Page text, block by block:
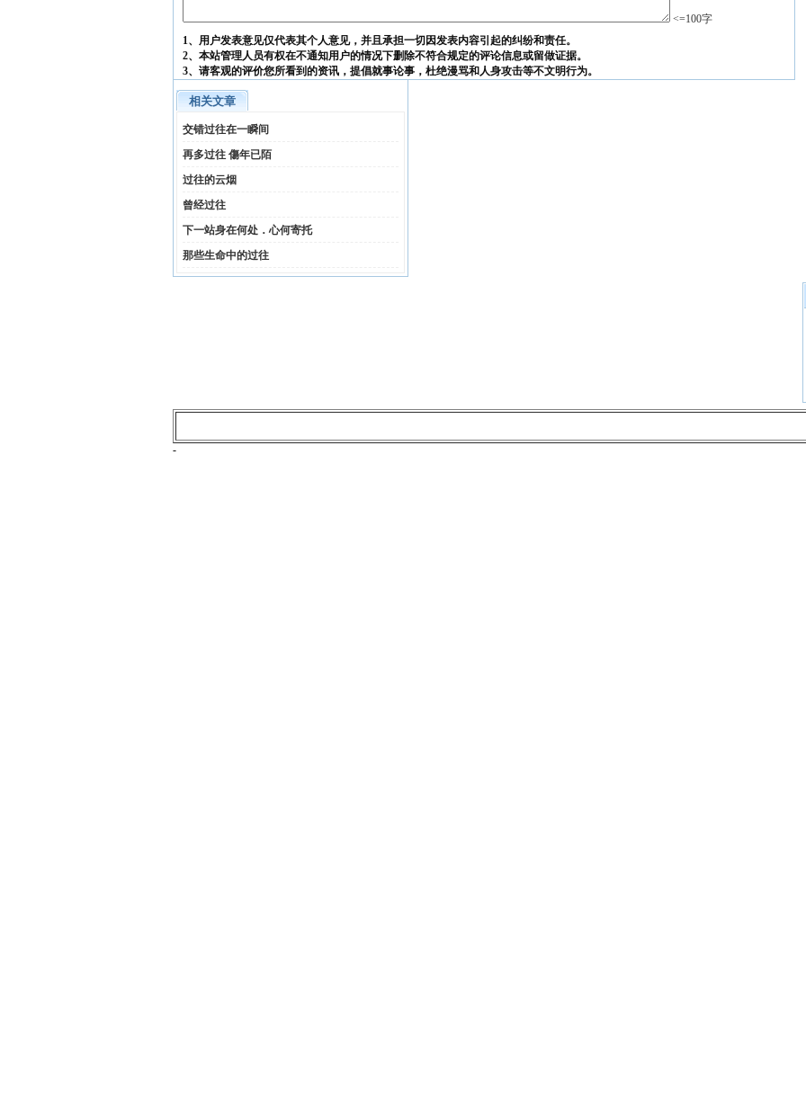
<=100字
1、用户发表意见仅代表其个人意见，并且承担一切因发表内容引起的纠纷和责任。
2、本站管理人员有权在不通知用户的情况下删除不符合规定的评论信息或留做证据。
3、请客观的评价您所看到的资讯，提倡就事论事，杜绝漫骂和人身攻击等不文明行为。
相关文章
交错过往在一瞬间
再多过往 傷年已陌
过往的云烟
曾经过往
下一站身在何处．心何寄托
那些生命中的过往
-